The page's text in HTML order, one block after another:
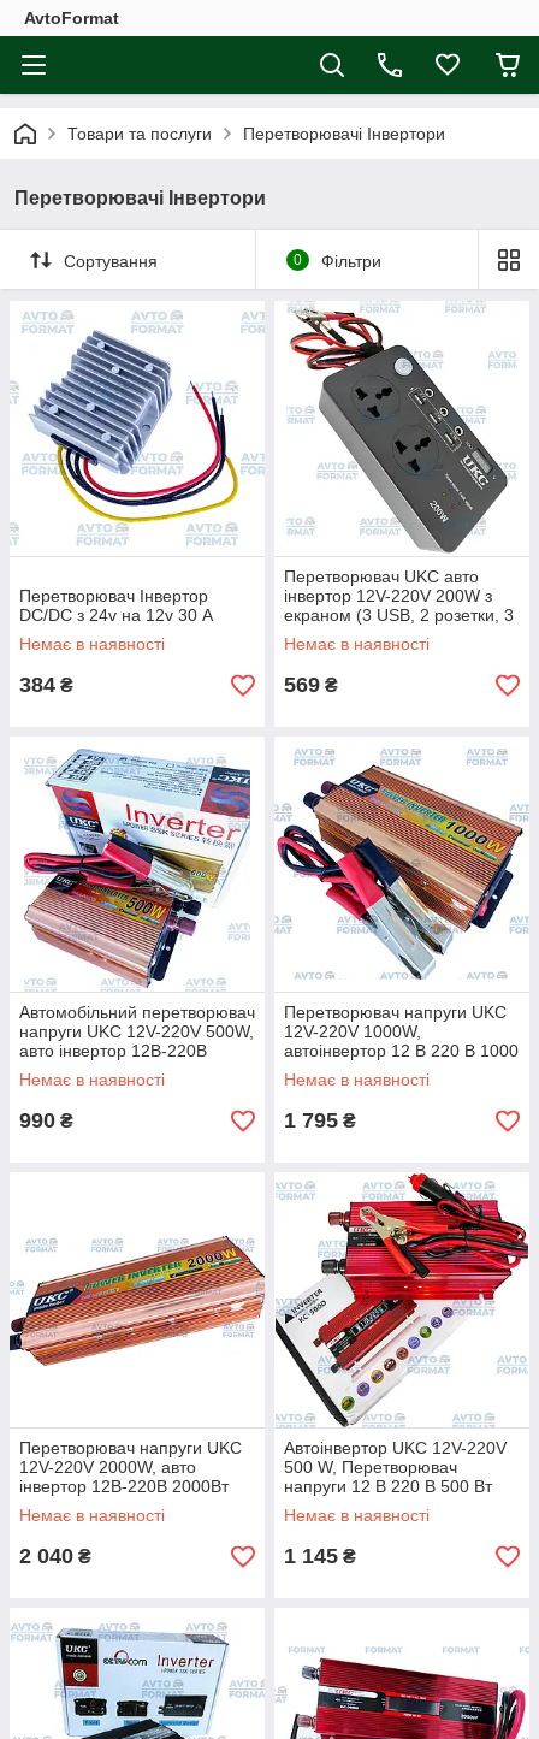
AvtoFormat
Товари та послуги Перетворювачі Інвертори
Перетворювачі Інвертори
Сортування 0 Фільтри
Перетворювач Інвертор
DC/DC з 24v на 12v 30 А
Немає в наявності
384 ₴
Перетворювач UKC авто
інвертор 12V-220V 200W з
екраном (3 USB, 2 розетки, 3
порти 5.5х2.5)
Немає в наявності
569 ₴
Автомобільний перетворювач
напруги UKC 12V-220V 500W,
авто інвертор 12В-220В
500Вт
Немає в наявності
990 ₴
Перетворювач напруги UKC
12V-220V 1000W,
автоінвертор 12 В 220 В 1000
Вт
Немає в наявності
1 795 ₴
Перетворювач напруги UKC
12V-220V 2000W, авто
інвертор 12В-220В 2000Вт
Немає в наявності
2 040 ₴
Автоінвертор UKC 12V-220V
500 W, Перетворювач
напруги 12 В 220 В 500 Вт
Немає в наявності
1 145 ₴